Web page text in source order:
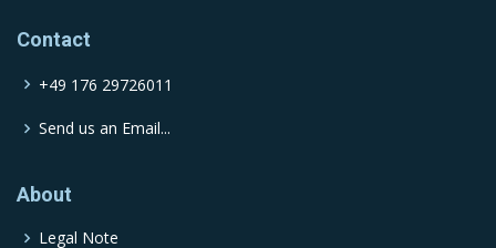
Contact
+49 176 29726011
Send us an Email...
About
Legal Note